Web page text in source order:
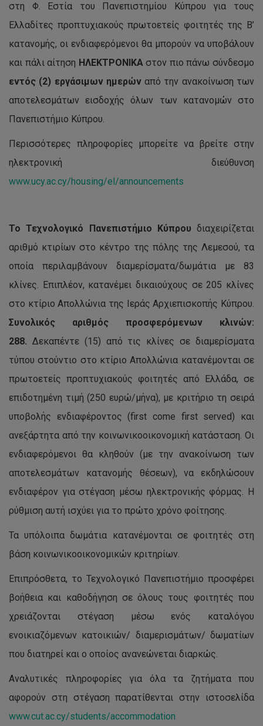
στη Φ. Εστία του Πανεπιστημίου Κύπρου για τους
Ελλαδίτες προπτυχιακούς πρωτοετείς φοιτητές της B’
κατανομής, οι ενδιαφερόμενοι θα μπορούν να υποβάλουν
και πάλι αίτηση ΗΛΕΚΤΡΟΝΙΚΑστον πιο πάνω σύνδεσμο
εντός (2) εργάσιμων ημερώναπό την ανακοίνωση των
αποτελεσμάτων εισδοχής όλων των κατανομών στο
Πανεπιστήμιο Κύπρου.
Περισσότερες πληροφορίες μπορείτε να βρείτε στην
ηλεκτρονική διεύθυνση
www.ucy.ac.cy/housing/el/announcements
Το Τεχνολογικό Πανεπιστήμιο Κύπρου διαχειρίζεται
αριθμό κτιρίων στο κέντρο της πόλης της Λεμεσού, τα
οποία περιλαμβάνουν διαμερίσματα/δωμάτια με 83
κλίνες. Επιπλέον, κατανέμει δικαιούχους σε 205 κλίνες
στο κτίριο Απολλώνια της Ιεράς Αρχιεπισκοπής Κύπρου.
Συνολικός αριθμός προσφερόμενων κλινών:
288. Δεκαπέντε (15) από τις κλίνες σε διαμερίσματα
τύπου στούντιο στο κτίριο Απολλώνια κατανέμονται σε
πρωτοετείς προπτυχιακούς φοιτητές από Ελλάδα, σε
επιδοτημένη τιμή (250 ευρώ/μήνα), με κριτήριο τη σειρά
υποβολής ενδιαφέροντος (first come first served) και
ανεξάρτητα από την κοινωνικοοικονομική κατάσταση. Οι
ενδιαφερόμενοι θα κληθούν (με την ανακοίνωση των
αποτελεσμάτων κατανομής θέσεων), να εκδηλώσουν
ενδιαφέρον για στέγαση μέσω ηλεκτρονικής φόρμας. Η
ρύθμιση αυτή ισχύει για το πρώτο χρόνο φοίτησης.
Τα υπόλοιπα δωμάτια κατανέμονται σε φοιτητές στη
βάση κοινωνικοοικονομικών κριτηρίων.
Επιπρόσθετα, το Τεχνολογικό Πανεπιστήμιο προσφέρει
βοήθεια και καθοδήγηση σε όλους τους φοιτητές που
χρειάζονται στέγαση μέσω ενός καταλόγου
ενοικιαζόμενων κατοικιών/ διαμερισμάτων/ δωματίων
που διατηρεί και ο οποίος ανανεώνεται διαρκώς.
Αναλυτικές πληροφορίες για όλα τα ζητήματα που
αφορούν στη στέγαση παρατίθενται στην ιστοσελίδα
www.cut.ac.cy/students/accommodation